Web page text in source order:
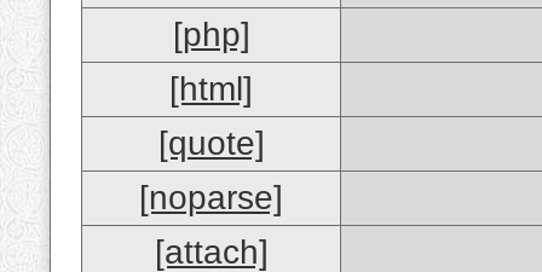
[php]
[html]
[quote]
[noparse]
[attach]